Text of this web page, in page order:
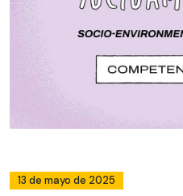
13 de mayo de 2025